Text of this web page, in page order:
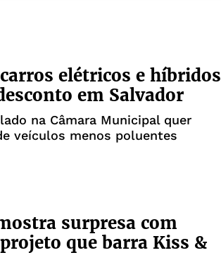
elétricos e híbridos
em Salvador
na Câmara Municipal quer
veículos menos poluentes
surpresa com
que barra Kiss &